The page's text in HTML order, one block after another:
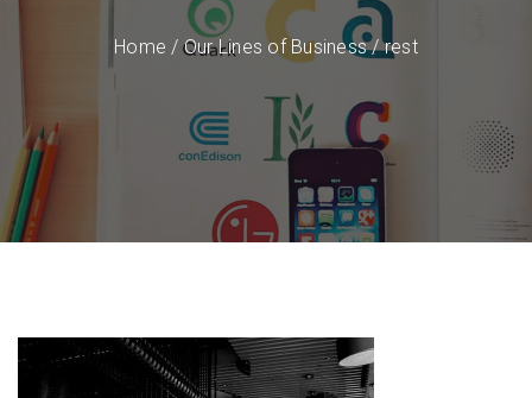
Home /Our Lines of Business/rest